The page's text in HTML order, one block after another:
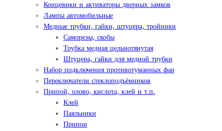
Концевики и активаторы дверных замков
Лампы автомобильные
Медные трубки, гайки, штуцера, тройники
Саморезы, скобы
Трубка медная цельнотянутая
Штуцера, гайки для медной трубки
Набор подключения противотуманных фар
Переключатели стеклоподъёмников
Припой, олово, кислота, клей и т.п.
Клей
Паяльники
Припои